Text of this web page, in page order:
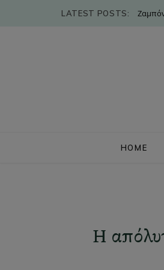
LATEST POSTS:
HOME
Η